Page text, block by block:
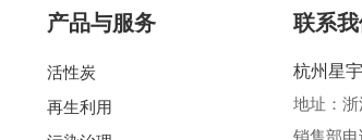
产品与服务
活性炭
再生利用
联系
杭州星
地址：
销售部电